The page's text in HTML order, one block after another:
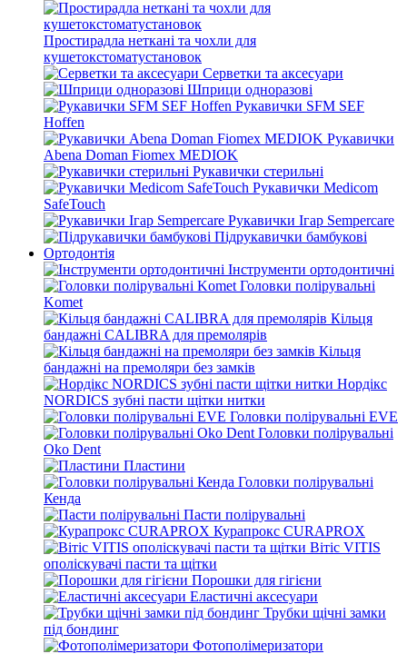
Простирадла неткані та чохли для
кушетокстоматустановок
Серветки та аксесуари
Шприци одноразові
Рукавички SFM SEF
Hoffen
Рукавички
Abena Doman Fiomex MEDIOK
Рукавички стерильні
Рукавички Medicom
SafeTouch
Рукавички Ігар Sempercare
Підрукавички бамбукові
Ортодонтія
Інструменти ортодонтичні
Головки полірувальні
Komet
Кільця
бандажні CALIBRA для премолярів
Кільця
бандажні на премоляри без замків
Нордікс
NORDICS зубні пасти щітки нитки
Головки полірувальні EVE
Головки полірувальні
Oko Dent
Пластини
Головки полірувальні
Кенда
Пасти полірувальні
Курапрокс CURAPROX
Вітіс VITIS
ополіскувачі пасти та щітки
Порошки для гігієни
Еластичні аксесуари
Трубки щічні замки
під бондинг
Фотополімеризатори